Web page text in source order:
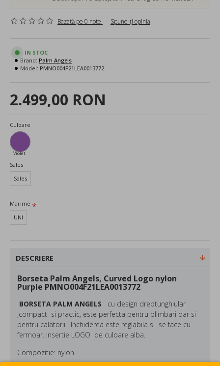
Bazată pe 0 note. - Spune-ţi opinia
2.499,00 RON
IN STOC
Brand: Palm Angels
Model: PMNO004F21LEA0013772
Culoare
Violet
Sales
Sales
Marime
UNI
DESCRIERE
Borseta Palm Angels, Curved Logo nylon
Purple PMNO004F21LEA0013772
BORSETA PALM ANGELS
cu design dreptunghiular
,compact si practic, este perfecta pentru plimbari dar si
pentru calatorii. Inchiderea este reglabila si se face cu
fermoar. Insertie LOGO de culoare alba.
Compozitie: nylon